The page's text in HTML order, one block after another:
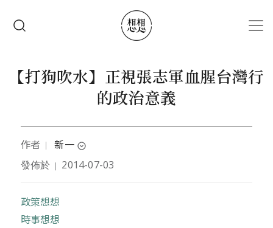
【打狗吹水】正視張志軍血腥台灣行
的政治意義
作者 ｜ 新一 expand_circle_down
目前是教育工作者，曾經幹過記者、教過書、作過研
發佈於 ｜ 2014-07-03
政策想想
時事想想